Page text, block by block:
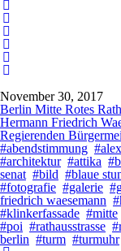
November 30, 2017
Berlin Mitte Rotes
Hermann Friedrich
Regierenden
#abendstimmung
#architektur #attika
senat #bild #blaue
#fotografie #galerie
friedrich waesemann
#klinkerfassade #mitte
#poi #rathausstrasse
berlin #turm #turmuhr